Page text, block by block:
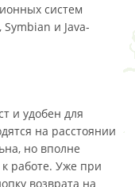
систем
и Java-
и удобен для
на расстоянии
но вполне
работе. Уже при
возврата на